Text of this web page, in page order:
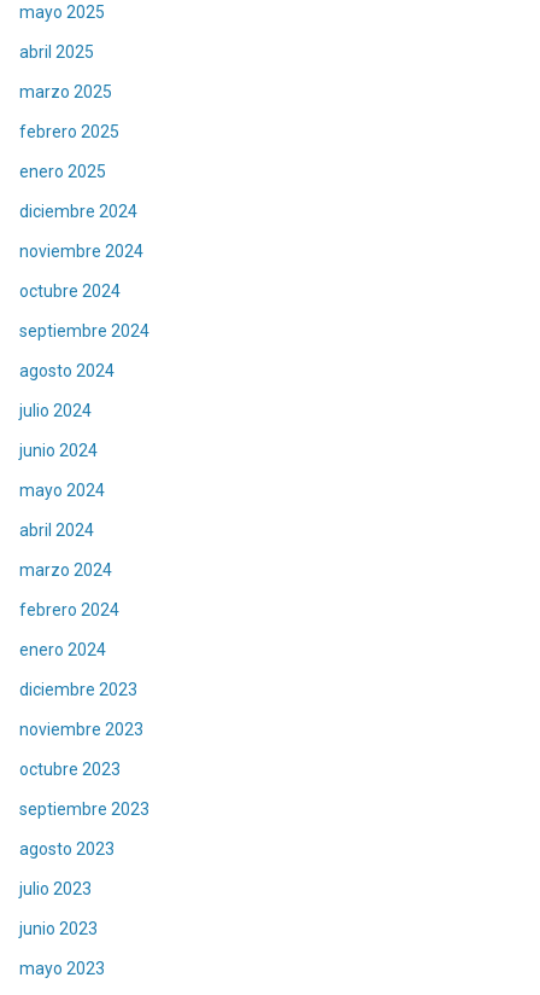
mayo 2025
abril 2025
marzo 2025
febrero 2025
enero 2025
diciembre 2024
noviembre 2024
octubre 2024
septiembre 2024
agosto 2024
julio 2024
junio 2024
mayo 2024
abril 2024
marzo 2024
febrero 2024
enero 2024
diciembre 2023
noviembre 2023
octubre 2023
septiembre 2023
agosto 2023
julio 2023
junio 2023
mayo 2023